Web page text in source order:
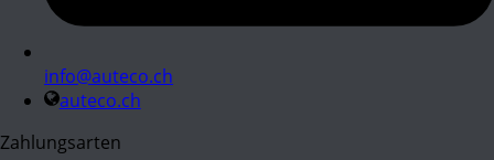
info@auteco.ch
auteco.ch
Zahlungsarten